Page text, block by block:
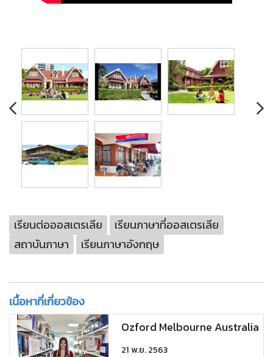
เรียนต่อออสเตรเลีย
เรียนภาษาที่ออสเตรเลีย
สถาบันภาษา
เรียนภาษาอังกฤษ
เนื้อหาที่เกี่ยวข้อง
Ozford Melbourne Australia
21 พ.ย. 2563